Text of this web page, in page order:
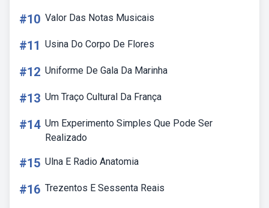
#10 Valor Das Notas Musicais
#11 Usina Do Corpo De Flores
#12 Uniforme De Gala Da Marinha
#13 Um Traço Cultural Da França
#14 Um Experimento Simples Que Pode Ser
Realizado
#15 Ulna E Radio Anatomia
#16 Trezentos E Sessenta Reais